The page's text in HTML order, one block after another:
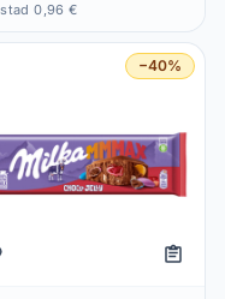
0,96 €
−40%